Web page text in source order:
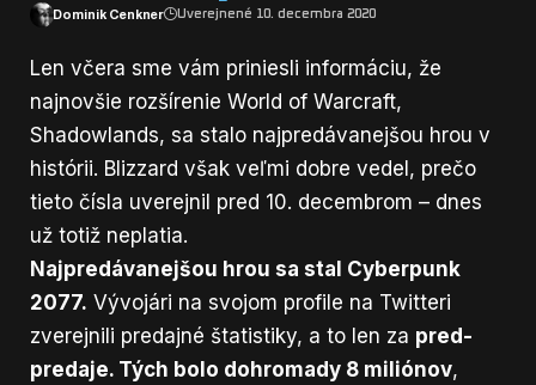
Dominik Cenkner Uverejnené 10. decembra 2020
Len včera sme vám priniesli informáciu, že
najnovšie rozšírenie World of Warcraft,
Shadowlands, sa stalo najpredávanejšou hrou v
histórii. Blizzard však veľmi dobre vedel, prečo
tieto čísla uverejnil pred 10. decembrom – dnes
už totiž neplatia.
Najpredávanejšou hrou sa stal Cyberpunk
2077. Vývojári na svojom profile na Twitteri
zverejnili predajné štatistiky, a to len za pred-
predaje. Tých bolo dohromady 8 miliónov,